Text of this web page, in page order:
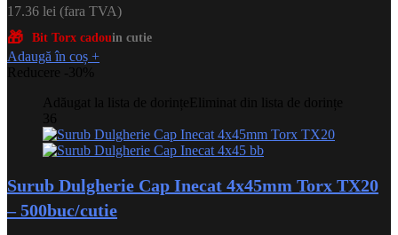
17.36 lei (fara TVA)
🎁 Bit Torx cadouin cutie
Adaugă în coș +
Reducere -30%
Adăugat la lista de dorințeEliminat din lista de dorințe
36
Surub Dulgherie Cap Inecat 4x45mm Torx TX20
– 500buc/cutie